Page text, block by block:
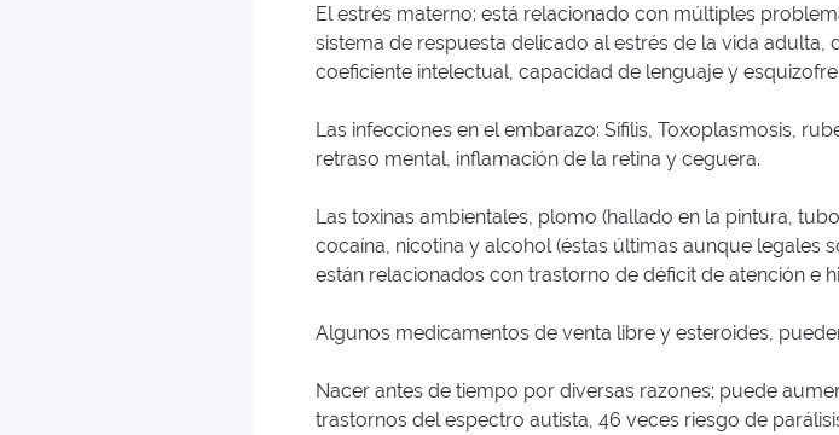
El estrés materno: está relacionado con múltiples
sistema de respuesta delicado al estrés de la vida
coeficiente intelectual, capacidad de lenguaje y
Las infecciones en el embarazo: Sífilis, Toxoplasmosis,
retraso mental, inflamación de la retina y ceguera.
Las toxinas ambientales, plomo (hallado en la pintura,
cocaína, nicotina y alcohol (éstas últimas aunque legales
están relacionados con trastorno de déficit de atención e
Algunos medicamentos de venta libre y esteroides,
Nacer antes de tiempo por diversas razones; puede
trastornos del espectro autista, 46 veces riesgo de